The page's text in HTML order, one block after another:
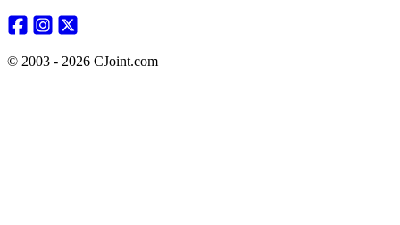
© 2003 - 2026 CJoint.com